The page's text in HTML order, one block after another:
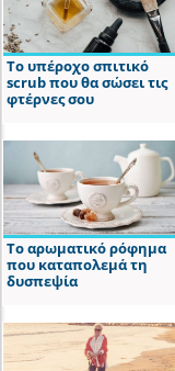
Το υπέροχο σπιτικό
scrub που θα σώσει τις
φτέρνες σου
Το αρωματικό ρόφημα
που καταπολεμά τη
δυσπεψία